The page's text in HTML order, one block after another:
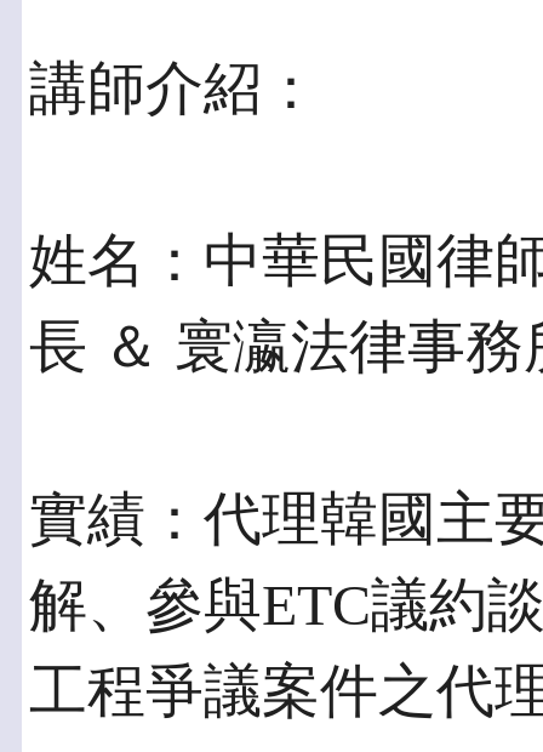
講師介紹：
姓名：中華民國律
長 ＆ 寰瀛法律事
實績：代理韓國主
解、參與ETC議約
工程爭議案件之代